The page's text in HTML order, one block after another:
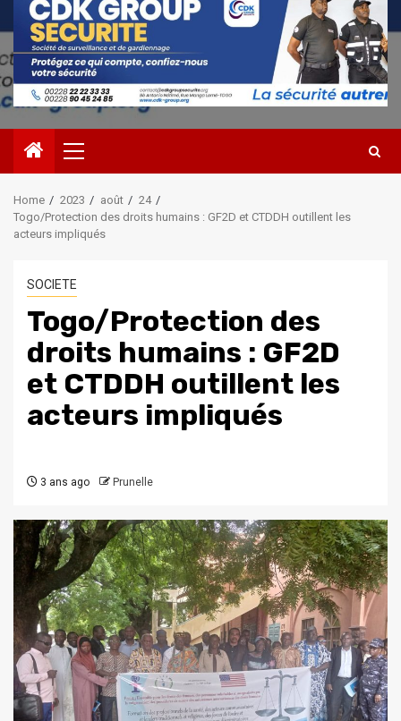
Primary
Menu
Home 2023 août
24
Togo/Protection des droits humains : GF2D et CTDDH outillent les
acteurs impliqués
SOCIETE
Togo/Protection des
droits humains : GF2D
et CTDDH outillent les
acteurs impliqués
3 ans ago Prunelle